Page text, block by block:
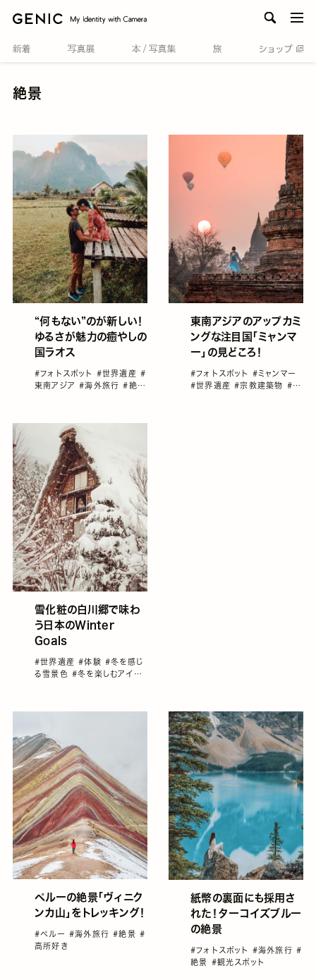
絶景
“何もない”のが新しい！
ゆるさが魅力の癒やしの
国ラオス
#フォトスポット #世界遺産 #
東南アジア#海外旅行#絶景
東南アジアのアップカミ
ングな注目国「ミャンマ
ー」の見どころ！
#フォトスポット #ミャンマー
#世界遺産#宗教建築物 #東
雪化粧の白川郷で味わ
う日本のWinter
Goals
#世界遺産#体験 #冬を感じ
る雪景色 #冬を楽しむアイデ
ペルーの絶景「ヴィニク
ンカ山」をトレッキング！
#ペルー #海外旅行#絶景 #
高所好き
紙幣の裏面にも採用さ
れた！ターコイズブルー
の絶景
#フォトスポット #海外旅行 #
絶景 #観光スポット